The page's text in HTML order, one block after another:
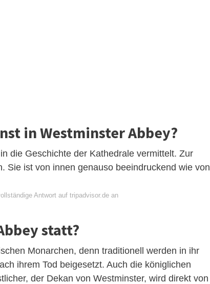
in Westminster Abbey?
die Geschichte der Kathedrale vermittelt. Zur
Sie ist von innen genauso beeindruckend wie von
Antwort auf tripadvisor.de an
statt?
Monarchen, denn traditionell werden in ihr
ihrem Tod beigesetzt. Auch die königlichen
der Dekan von Westminster, wird direkt von